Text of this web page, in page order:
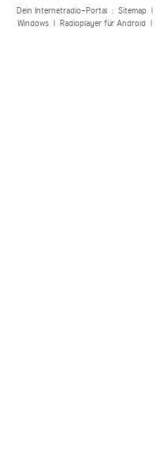
Dein Internetradio-Portal : Sitemap|
Windows| Radioplayer für Android|